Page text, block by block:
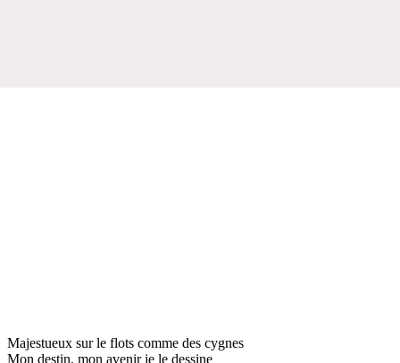
Majestueux sur le flots comme des cygnes
Mon destin, mon avenir je le dessine